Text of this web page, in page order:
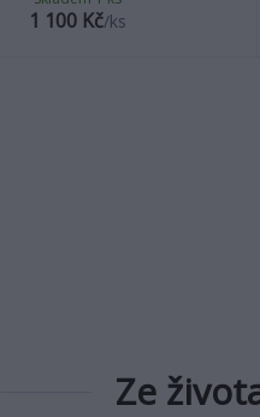
1 100 Kč/ks
Ze